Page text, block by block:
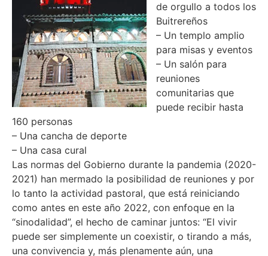
de orgullo a todos los
Buitrereños
– Un templo amplio
para misas y eventos
– Un salón para
reuniones
comunitarias que
puede recibir hasta
160 personas
– Una cancha de deporte
– Una casa cural
Las normas del Gobierno durante la pandemia (2020-
2021) han mermado la posibilidad de reuniones y por
lo tanto la actividad pastoral, que está reiniciando
como antes en este año 2022, con enfoque en la
“sinodalidad”, el hecho de caminar juntos: “El vivir
puede ser simplemente un coexistir, o tirando a más,
una convivencia y, más plenamente aún, una